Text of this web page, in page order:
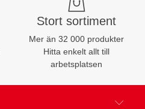
Stort sortiment
Mer än 32 000 produkter
Hitta enkelt allt till
arbetsplatsen